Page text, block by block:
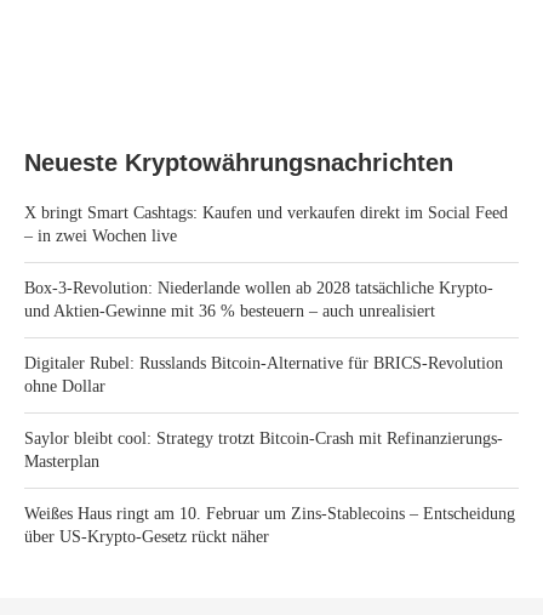
Neueste Kryptowährungsnachrichten
X bringt Smart Cashtags: Kaufen und verkaufen direkt im Social Feed
– in zwei Wochen live
Box-3-Revolution: Niederlande wollen ab 2028 tatsächliche Krypto-
und Aktien-Gewinne mit 36 % besteuern – auch unrealisiert
Digitaler Rubel: Russlands Bitcoin-Alternative für BRICS-Revolution
ohne Dollar
Saylor bleibt cool: Strategy trotzt Bitcoin-Crash mit Refinanzierungs-
Masterplan
Weißes Haus ringt am 10. Februar um Zins-Stablecoins – Entscheidung
über US-Krypto-Gesetz rückt näher